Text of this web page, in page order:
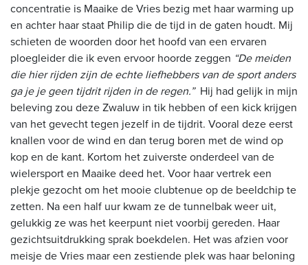
concentratie is Maaike de Vries bezig met haar warming up
en achter haar staat Philip die de tijd in de gaten houdt. Mij
schieten de woorden door het hoofd van een ervaren
ploegleider die ik even ervoor hoorde zeggen “De meiden
die hier rijden zijn de echte liefhebbers van de sport anders
ga je je geen tijdrit rijden in de regen.” Hij had gelijk in mijn
beleving zou deze Zwaluw in tik hebben of een kick krijgen
van het gevecht tegen jezelf in de tijdrit. Vooral deze eerst
knallen voor de wind en dan terug boren met de wind op
kop en de kant. Kortom het zuiverste onderdeel van de
wielersport en Maaike deed het. Voor haar vertrek een
plekje gezocht om het mooie clubtenue op de beeldchip te
zetten. Na een half uur kwam ze de tunnelbak weer uit,
gelukkig ze was het keerpunt niet voorbij gereden. Haar
gezichtsuitdrukking sprak boekdelen. Het was afzien voor
meisje de Vries maar een zestiende plek was haar beloning